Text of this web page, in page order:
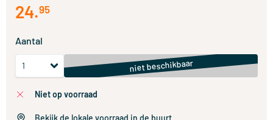
24.95
Aantal
niet beschikbaar
niet op voorraad
Bekijk de lokale voorraad in de buurt